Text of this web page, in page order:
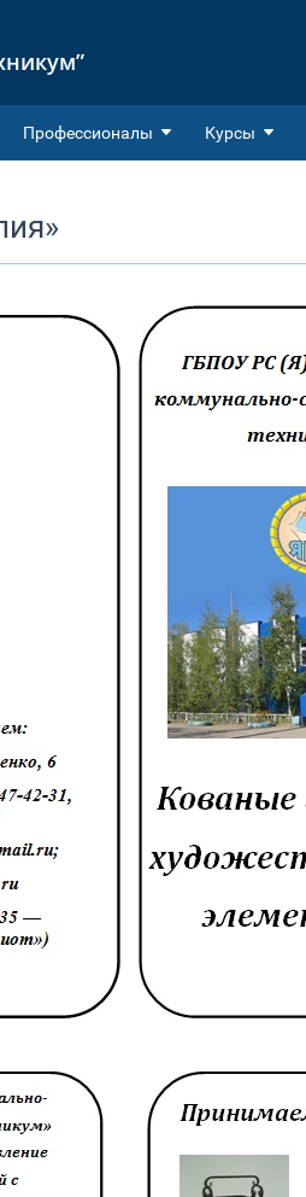
Профессионалы Курсы